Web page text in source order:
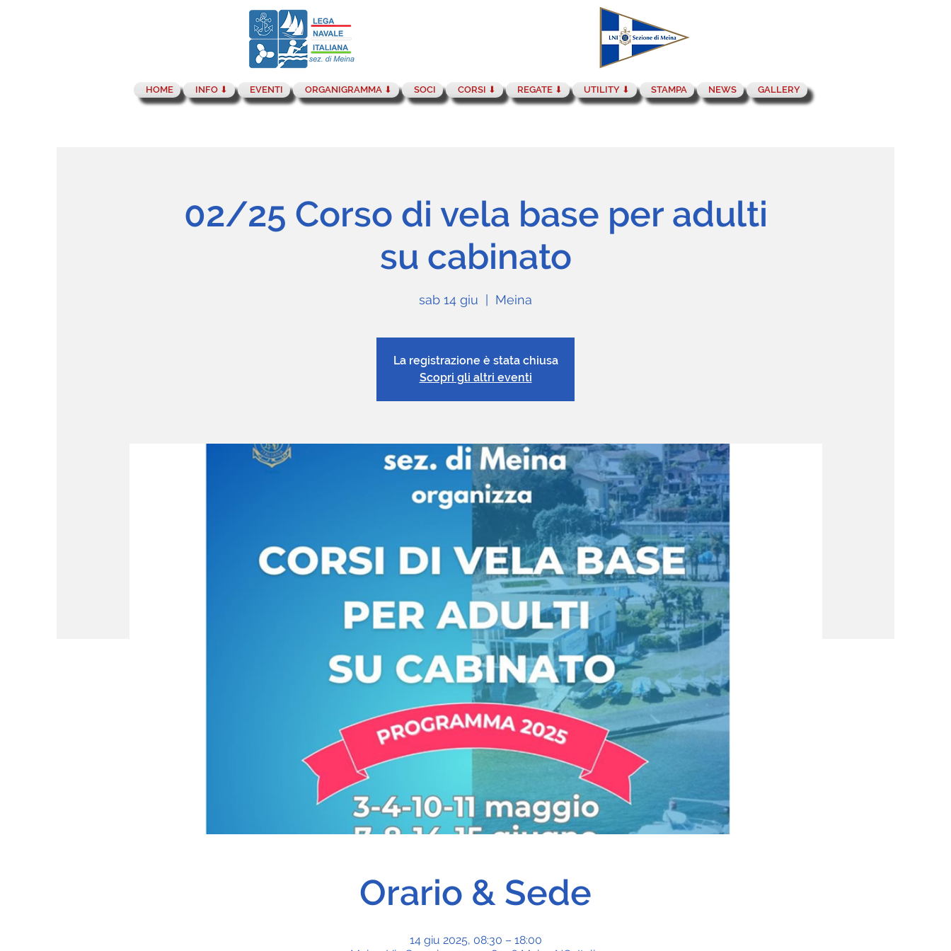
HOME INFO ⬇︎ EVENTI ORGANIGRAMMA ⬇︎ SOCI CORSI ⬇︎ REGATE ⬇︎ UTILITY ⬇︎ STAMPA NEWS GALLERY
02/25 Corso di vela base per adulti
su cabinato
sab 14 giu Meina
La registrazione è stata chiusa
Scopri gli altri eventi
Orario & Sede
14 giu 2025, 08:30 – 18:00